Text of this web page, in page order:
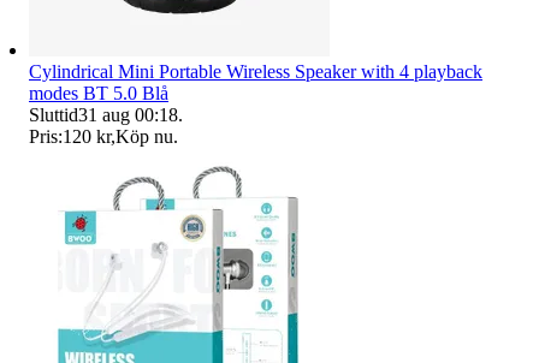
Cylindrical Mini Portable Wireless Speaker with 4 playback
modes BT 5.0 Blå
Sluttid31 aug 00:18.
Pris:120 kr,Köp nu.